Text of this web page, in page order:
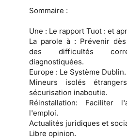
Sommaire :
Une : Le rapport Tuot : et
La parole à : Prévenir
des difficultés
diagnostiquées.
Europe : Le Système Dublin.
Mineurs isolés
sécurisation inaboutie.
Réinstallation: Faciliter
l'emploi.
Actualités juridiques et
Libre opinion.